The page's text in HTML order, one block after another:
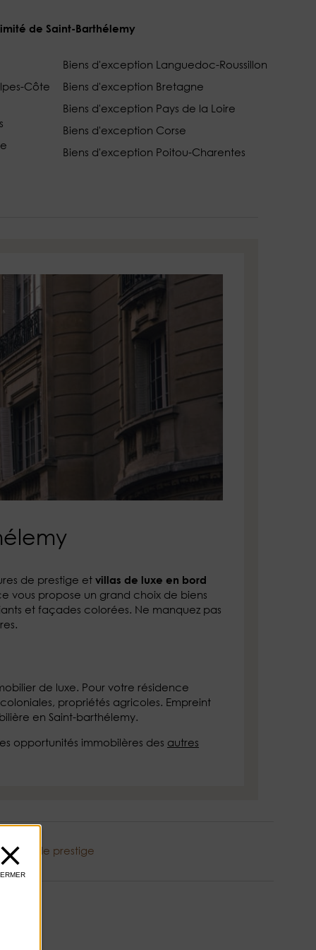
de Saint-Barthélemy
Côte
Biens d'exception Languedoc-Roussillon
Biens d'exception Bretagne
Biens d'exception Pays de la Loire
Biens d'exception Corse
Biens d'exception Poitou-Charentes
de prestige et villas de luxe en bord
vous propose un grand choix de biens
et façades colorées. Ne manquez pas
de luxe. Pour votre résidence
propriétés agricoles. Empreint
en Saint-barthélemy.
opportunités immobilères des autres
de prestige